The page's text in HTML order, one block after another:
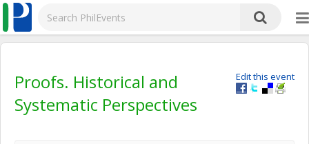
Edit this event
Proofs. Historical and
Systematic Perspectives